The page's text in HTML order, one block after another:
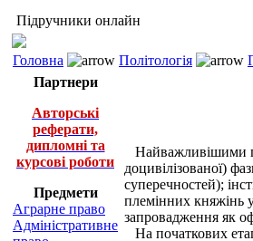
Підручники онлайн
Головна Політологія
Партнери
Авторські
реферати,
дипломні та
курсові роботи
Предмети
Аграрне право
Адміністративне
Найважливішими
доцивілізованої)
суперечностей);
племінних княжінь
запровадження як
На початкових